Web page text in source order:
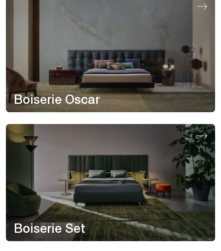
Boiserie Oscar
Boiserie Set